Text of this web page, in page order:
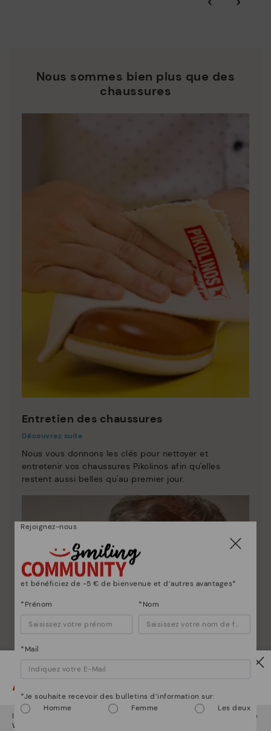
Nous sommes bien plus que des
chaussures
Entretien des chaussures
Découvrez suite
Nous vous donnons les clés pour nettoyer et
entretenir vos chaussures Pikolinos afin qu'elles
restent aussi belles qu'au premier jour.
Attention !
Il semble que vous êtes enÉtats-Unis
et vous allez accéder au site
Web de
Rejoignez-nous
et bénéficiez de -5 € de bienvenue et d’autres avantages*
*Prénom *Nom
*Mail
*Je souhaite recevoir des bulletins d’information sur:
Homme
Femme Les deux